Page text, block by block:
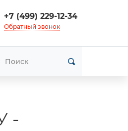
+7 (499) 229-12-34
Обратный звонок
-